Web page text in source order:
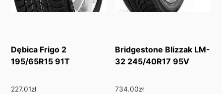
Dębica Frigo 2
195/65R15 91T
227.01zł
Bridgestone Blizzak LM-
32 245/40R17 95V
734.00zł